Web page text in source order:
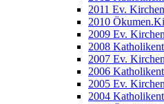
2011 Ev.
2010
2009 Ev.
2008
2007 Ev.
2006
2005 Ev.
2004